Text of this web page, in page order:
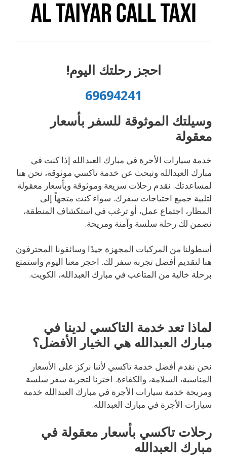
احجز رحلتك اليوم!
69694241
وسيلتك الموثوقة للسفر بأسعار
معقولة
خدمة سيارات الأجرة في مبارك العبدالله إذا كنت في
مبارك العبدالله وتبحث عن خدمة تاكسي موثوقة، نحن هنا
لمساعدتك. نقدم رحلات سريعة وموثوقة وبأسعار معقولة
لتلبية جميع احتياجات سفرك. سواء كنت متجهاً إلى
المطار، اجتماع عمل، أو ترغب في استكشاف المنطقة،
نضمن لك رحلة سلسة وآمنة ومريحة.
أسطولنا من المركبات المجهزة جيدًا وسائقونا المحترفون
هنا لتقديم أفضل تجربة سفر لك. احجز معنا اليوم واستمتع
برحلة خالية من المتاعب في مبارك العبدالله، الكويت.
لماذا تعد خدمة التاكسي لدينا في
مبارك العبدالله هي الخيار الأفضل؟
نحن نقدم أفضل خدمة تاكسي لأننا نركز على الأسعار
المناسبة، السلامة، والكفاءة. اخترنا لتجربة سفر سلسة
ومريحة خدمة سيارات الأجرة في مبارك العبدالله خدمة
سيارات الأجرة في مبارك العبدالله.
رحلات تاكسي بأسعار معقولة في
مبارك العبدالله